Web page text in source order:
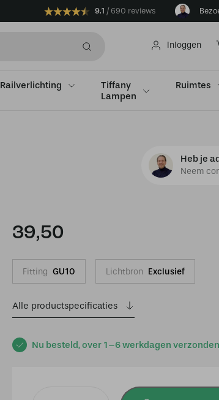
9.1 690 reviews
Inloggen
Railverlichting
Tiffany
Lampen
Ruimtes
Heb je
Neem
Nu besteld, over 1–6 werkdagen verzonden
39,50
Fitting GU10 Lichtbron Exclusief
Alle productspecificaties